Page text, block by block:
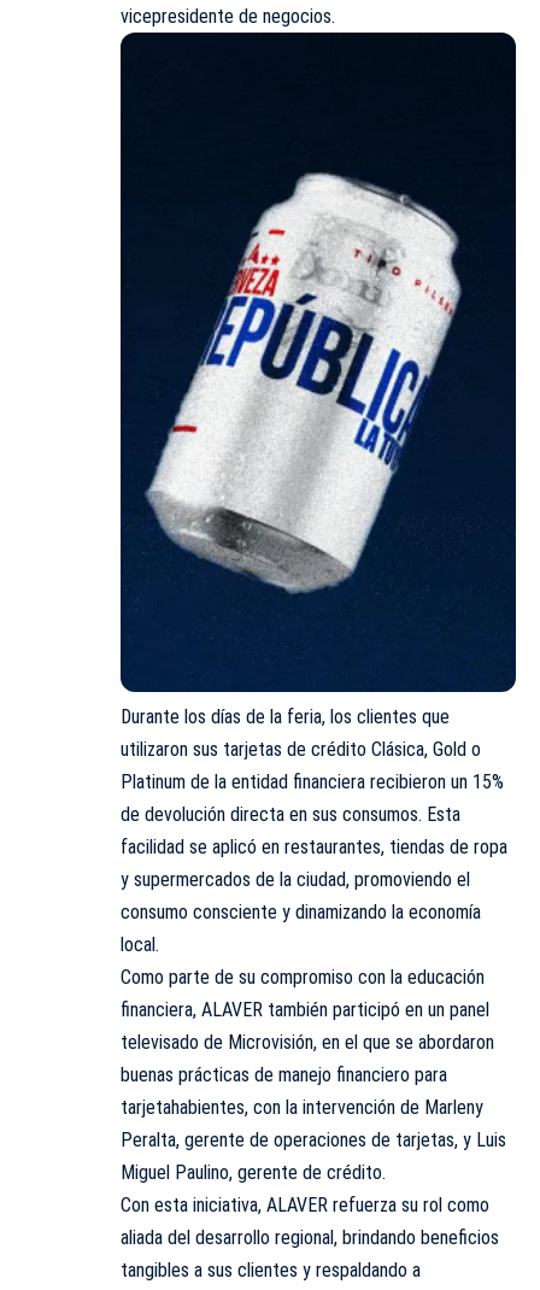
vicepresidente de negocios.
Durante los días de la feria, los clientes que
utilizaron sus tarjetas de crédito Clásica, Gold o
Platinum de la entidad financiera recibieron un 15%
de devolución directa en sus consumos. Esta
facilidad se aplicó en restaurantes, tiendas de ropa
y supermercados de la ciudad, promoviendo el
consumo consciente y dinamizando la economía
local.
Como parte de su compromiso con la educación
financiera, ALAVER también participó en un panel
televisado de Microvisión, en el que se abordaron
buenas prácticas de manejo financiero para
tarjetahabientes, con la intervención de Marleny
Peralta, gerente de operaciones de tarjetas, y Luis
Miguel Paulino, gerente de crédito.
Con esta iniciativa, ALAVER refuerza su rol como
aliada del desarrollo regional, brindando beneficios
tangibles a sus clientes y respaldando a